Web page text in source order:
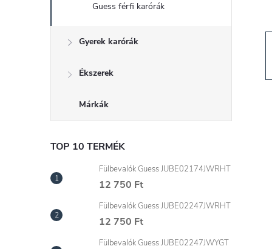
ó
n
e
l
Guess férfi karórák
Gyerek karórák
Ékszerek
Márkák
TOP 10 TERMÉK
Fülbevalók Guess JUBE02174JWRHT
12 750 Ft
Fülbevalók Guess JUBE02247JWRHT
12 750 Ft
Fülbevalók Guess JUBE02247JWYGT